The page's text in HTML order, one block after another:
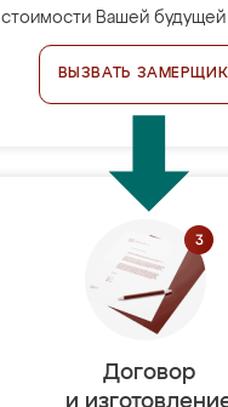
стоимости Вашей
ВЫЗВАТЬ
Договор
и